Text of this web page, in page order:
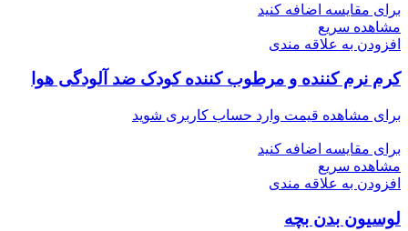
برای مقایسه اضافه کنید
مشاهده سریع
افزودن به علاقه مندی
کرم نرم کننده و مرطوب کننده کودک ضد آلودگی هوا
برای مشاهده قیمت وارد حساب کاربری شوید
برای مقایسه اضافه کنید
مشاهده سریع
افزودن به علاقه مندی
لوسیون بدن بچه